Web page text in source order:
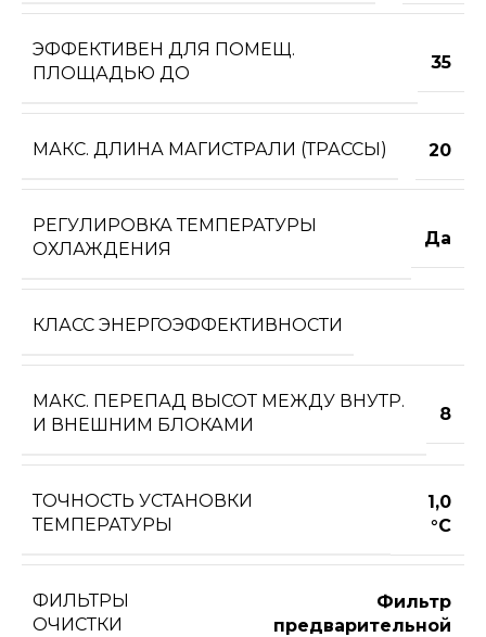
ЭФФЕКТИВЕН ДЛЯ ПОМЕЩ.
ПЛОЩАДЬЮ ДО
35
МАКС. ДЛИНА МАГИСТРАЛИ (ТРАССЫ) 20
РЕГУЛИРОВКА ТЕМПЕРАТУРЫ
ОХЛАЖДЕНИЯ
Да
КЛАСС ЭНЕРГОЭФФЕКТИВНОСТИ
МАКС. ПЕРЕПАД ВЫСОТ МЕЖДУ ВНУТР.
И ВНЕШНИМ БЛОКАМИ
8
ТОЧНОСТЬ УСТАНОВКИ
ТЕМПЕРАТУРЫ
1,0
°С
ФИЛЬТРЫ
ОЧИСТКИ
Фильтр
предварительной